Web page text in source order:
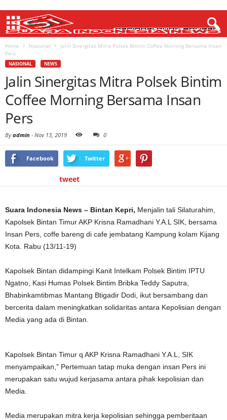
Home Nasional
Jalin Sinergitas Mitra Polsek Bintim Coffee Morning Bersama Insan
Pers
NASIONAL NEWS
Jalin Sinergitas Mitra Polsek Bintim
Coffee Morning Bersama Insan
Pers
Byadmin - Nov 13, 2019 0
Facebook Twitter
tweet
Suara Indonesia News – Bintan Kepri, Menjalin tali Silaturahim,
Kapolsek Bintan Timur AKP Krisna Ramadhani Y.A.L SIK, bersama
Insan Pers, coffe bareng di cafe jembatang Kampung kolam Kijang
Kota. Rabu (13/11-19)
Kapolsek Bintan didampingi Kanit Intelkam Polsek Bintim IPTU
Ngatno, Kasi Humas Polsek Bintim Bribka Teddy Saputra,
Bhabinkamtibmas Mantang Btigadir Dodi, ikut bersambang dan
bercerita dalam meningkatkan solidaritas antara Kepolisian dengan
Media yang ada di Bintan.
Kapolsek Bintan Timur q AKP Krisna Ramadhani Y.A.L, SIK
menyampaikan,” Pertemuan tatap muka dengan insan Pers ini
merupakan satu wujud kerjasama antara pihak kepolisian dan
Media.
Media merupakan mitra kerja kepolisian sehingga pemberitaan